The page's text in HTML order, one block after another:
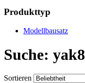
Produkttyp
Modellbausatz
Suche: yak8
Sortieren